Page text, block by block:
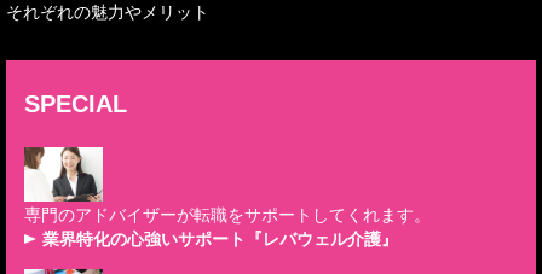
それぞれの魅力やメリット
SPECIAL
専門のアドバイザーが転職をサポートしてくれます。
業界特化の心強いサポート『レバウェル介護』